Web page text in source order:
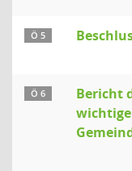
Ö 5
Ö 6
Bericht